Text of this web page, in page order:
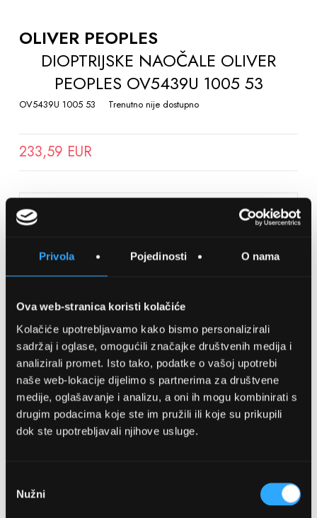
Privola Pojedinosti O nama
Ova web-stranica koristi kolačiće
Kolačiće upotrebljavamo kako bismo personalizirali
sadržaj i oglase, omogućili značajke društvenih medija i
analizirali promet. Isto tako, podatke o vašoj upotrebi
naše web-lokacije dijelimo s partnerima za društvene
medije, oglašavanje i analizu, a oni ih mogu kombinirati s
drugim podacima koje ste im pružili ili koje su prikupili
dok ste upotrebljavali njihove usluge.
pristanka
Nužni
THE
BEGINNING
GALLERY
OLIVER PEOPLES
DIOPTRIJSKE NAOČALE OLIVER
PEOPLES OV5439U 1005 53
OV5439U 1005 53 Trenutno nije dostupno
233,59 EUR
SPREMITE NA LISTU ŽELJA
Detalji
OPTIKA NJEGO, POSLOVNICA 1